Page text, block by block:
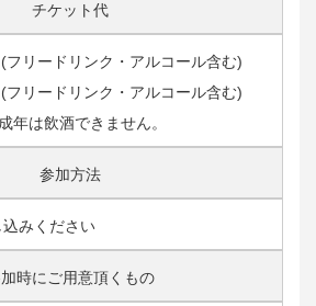
チケット代
リードリンク・アルコール含む)
リードリンク・アルコール含む)
は飲酒できません。
参加方法
込みください
時にご用意頂くもの